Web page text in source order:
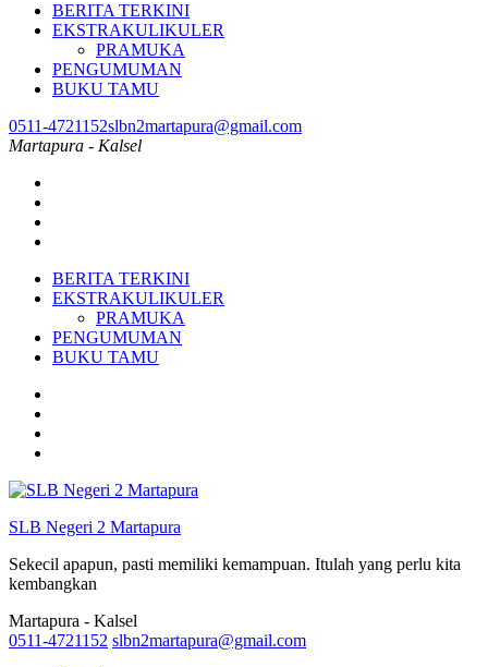
BERITA TERKINI
EKSTRAKULIKULER
PRAMUKA
PENGUMUMAN
BUKU TAMU
0511-4721152slbn2martapura@gmail.com
Martapura - Kalsel
BERITA TERKINI
EKSTRAKULIKULER
PRAMUKA
PENGUMUMAN
BUKU TAMU
SLB Negeri 2 Martapura
Sekecil apapun, pasti memiliki kemampuan. Itulah yang perlu kita
kembangkan
Martapura - Kalsel
0511-4721152 slbn2martapura@gmail.com